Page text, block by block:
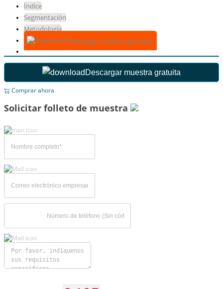
Índice
Segmentación
Metodología
Descargar muestra gratuita
Descargar muestra gratuita
Comprar ahora
Solicitar folleto de muestra